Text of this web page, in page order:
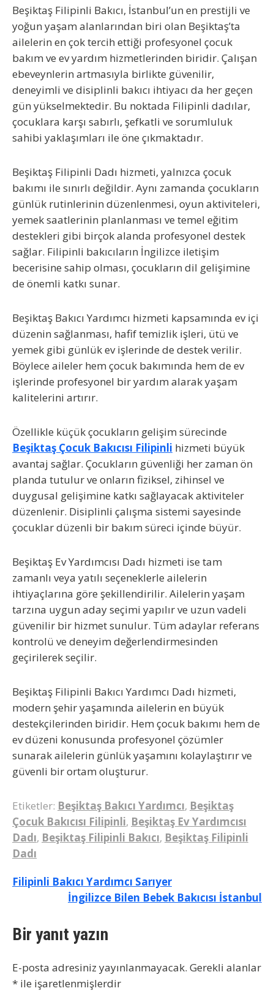
Beşiktaş Filipinli Bakıcı, İstanbul’un en prestijli ve
yoğun yaşam alanlarından biri olan Beşiktaş’ta
ailelerin en çok tercih ettiği profesyonel çocuk
bakım ve ev yardım hizmetlerinden biridir. Çalışan
ebeveynlerin artmasıyla birlikte güvenilir,
deneyimli ve disiplinli bakıcı ihtiyacı da her geçen
gün yükselmektedir. Bu noktada Filipinli dadılar,
çocuklara karşı sabırlı, şefkatli ve sorumluluk
sahibi yaklaşımları ile öne çıkmaktadır.
Beşiktaş Filipinli Dadı hizmeti, yalnızca çocuk
bakımı ile sınırlı değildir. Aynı zamanda çocukların
günlük rutinlerinin düzenlenmesi, oyun aktiviteleri,
yemek saatlerinin planlanması ve temel eğitim
destekleri gibi birçok alanda profesyonel destek
sağlar. Filipinli bakıcıların İngilizce iletişim
becerisine sahip olması, çocukların dil gelişimine
de önemli katkı sunar.
Beşiktaş Bakıcı Yardımcı hizmeti kapsamında ev içi
düzenin sağlanması, hafif temizlik işleri, ütü ve
yemek gibi günlük ev işlerinde de destek verilir.
Böylece aileler hem çocuk bakımında hem de ev
işlerinde profesyonel bir yardım alarak yaşam
kalitelerini artırır.
Özellikle küçük çocukların gelişim sürecinde
Beşiktaş Çocuk Bakıcısı Filipinli hizmeti büyük
avantaj sağlar. Çocukların güvenliği her zaman ön
planda tutulur ve onların fiziksel, zihinsel ve
duygusal gelişimine katkı sağlayacak aktiviteler
düzenlenir. Disiplinli çalışma sistemi sayesinde
çocuklar düzenli bir bakım süreci içinde büyür.
Beşiktaş Ev Yardımcısı Dadı hizmeti ise tam
zamanlı veya yatılı seçeneklerle ailelerin
ihtiyaçlarına göre şekillendirilir. Ailelerin yaşam
tarzına uygun aday seçimi yapılır ve uzun vadeli
güvenilir bir hizmet sunulur. Tüm adaylar referans
kontrolü ve deneyim değerlendirmesinden
geçirilerek seçilir.
Beşiktaş Filipinli Bakıcı Yardımcı Dadı hizmeti,
modern şehir yaşamında ailelerin en büyük
destekçilerinden biridir. Hem çocuk bakımı hem de
ev düzeni konusunda profesyonel çözümler
sunarak ailelerin günlük yaşamını kolaylaştırır ve
güvenli bir ortam oluşturur.
Etiketler: Beşiktaş Bakıcı Yardımcı, Beşiktaş
Çocuk Bakıcısı Filipinli, Beşiktaş Ev Yardımcısı
Dadı, Beşiktaş Filipinli Bakıcı, Beşiktaş Filipinli
Dadı
Yazı
gezinmesi
Filipinli Bakıcı Yardımcı Sarıyer
İngilizce Bilen Bebek Bakıcısı İstanbul
Bir yanıt yazın
E-posta adresiniz yayınlanmayacak. Gerekli alanlar
* ile işaretlenmişlerdir